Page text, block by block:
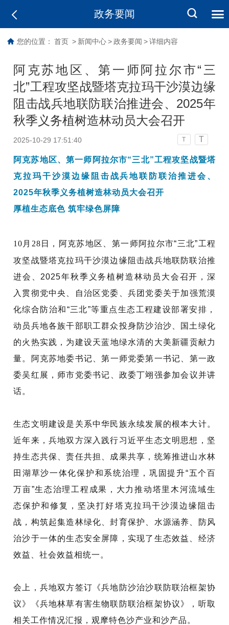
政务要闻
您的位置： 首页 > 新闻中心 > 政务要闻 > 详细内容
阿克苏地区、第一师阿拉尔市“三
北”工程攻坚战暨塔克拉玛干沙漠边缘
阻击战兵地联防联治推进会、2025年
秋季义务植树造林动员大会召开
2025-10-29 17:51:40 T T
阿克苏地区、第一师阿拉尔市“三北”工程攻坚战暨塔
克拉玛干沙漠边缘阻击战兵地联防联治推进会、
2025年秋季义务植树造林动员大会召开
厚植生态底色筑牢绿色屏障
10月28日， 阿克苏地区、第一师阿拉尔市“三北”工程
攻坚战暨塔克拉玛干沙漠边缘阻击战兵地联防联治推
进会、2025年秋季义务植树造林动员大会召开，深
入贯彻党中央、自治区党委
、兵团党委关于加强荒漠
化综合防治和“三北”等重点生态工程建设部署安排，
动员兵地各族干部职工群众投身防沙治沙、国土绿化
的火热实践， 为建设天蓝地绿水清的大美新疆贡献力
量。 阿克苏地委书记 、第一师党委第一书记、第一政
委吴红展 ，师市党委书记、政委丁翊强参加会议并讲
话。
生态文明建设是关系中华民族永续发展的根本大计。
近年来，兵地双方深入践行习近平生态文明思想，坚
持生态共保、责任共担、成果共享，统筹推进山水林
田湖草沙一体化保护和系统治理，巩固提升“五个百
万亩”生态治理工程成果，大力推动塔里木河流域生
态保护和修复，坚决打好塔克拉玛干沙漠边缘阻击
战，构筑起集造林绿化、封育保护、水源涵养、防风
治沙于一体的生态安全屏障，实现了生态效益、经济
效益、社会效益相统一。
会上，兵地双方签订《兵地防沙治沙联防联治框架协
议》《兵地林草有害生物联防联治框架协议》，听取
相关工作情况汇报，观摩特色沙产业和沙产品。